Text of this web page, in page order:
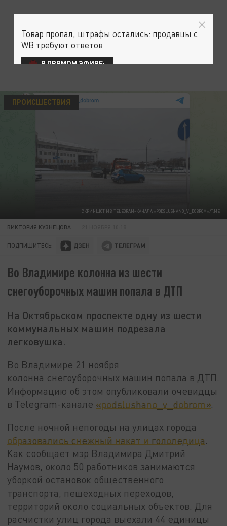
СКРИНШОТ ИЗ TELEGRAM-КАНАЛА «PODSLUSHANO_V_DOBROM»/T.ME
ПРОИСШЕСТВИЯ
ВИКТОРИЯ КУЗНЕЦОВА
ПОДПИШИТЕСЬ:
Во Владимире колонна из шести
снегоуборочных машин попала в ДТП
На Октябрьском проспекте одну из шести
коммунальных машин подрезала
легковушка.
Во Владимире 21 ноября
колонна снегоуборочных машин попала в ДТП.
Информацию об этом опубликовали очевидцы
в Telegram-канале «podslushano_v_dobrom»
После ночной непогоды на улицах города
образовались снежный накат и гололедица
Как сообщает мэр Владимира Дмитрий
Наумов, около 50 работников занимаются
уборкой остановок общественного
транспорта, пешеходных переходов,
территорий около социальных объектов. Для
расчистки улиц города выехали 44 единицы
Товар пропал, штрафы остались: продавцы с
WB требуют ответов
В ПРЯМОМ ЭФИРЕ: